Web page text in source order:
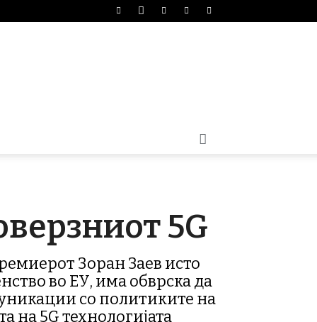
5G
Зоран Заев исто
во ЕУ, има обврска да
со политиките на
на 5G технологијата